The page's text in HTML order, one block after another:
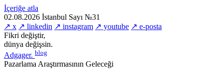
İçeriğe atla
02.08.2026 İstanbul Sayı №31
↗ x ↗ linkedin ↗ instagram ↗ youtube ↗ e-posta
Fikri değiştir,
dünya değişsin.
Adgager. blog
Pazarlama Araştırmasının Geleceği